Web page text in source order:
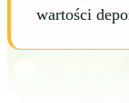
wartości